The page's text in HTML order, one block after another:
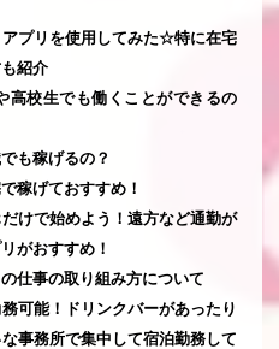
プリを使用してみた☆特に在宅
紹介
高校生でも働くことができるの
も稼げるの？
稼げておすすめ！
けで始めよう！遠方など通勤が
がおすすめ！
仕事の取り組み方について
可能！ドリンクバーがあったり
事務所で集中して宿泊勤務して